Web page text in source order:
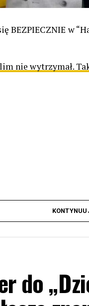
BEZPIECZNIE w
nie wytrzymał.
do